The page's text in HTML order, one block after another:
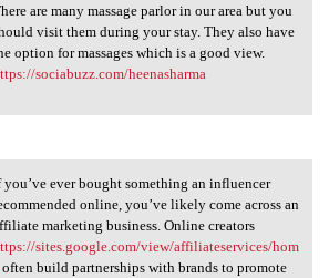
are many massage parlor
are many massage parlor in our area but you
visit them during your stay. They also have
option for massages which is a good view.
sociabuzz.com/heenasharma
ever bought
you’ve ever bought something an influencer
online, you’ve likely come across an
marketing business. Online creators
sites.google.com/view/affiliateservices/hom
build partnerships with brands to promote